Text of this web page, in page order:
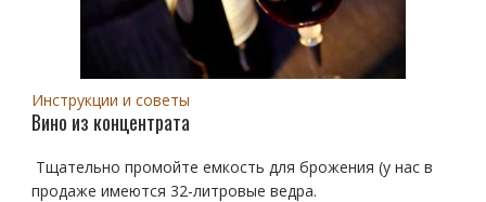
Инструкции и советы
Вино из концентрата
Тщательно промойте емкость для брожения (у нас в
продаже имеются 32-литровые ведра.